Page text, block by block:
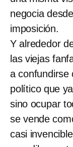
negocia
imposición.
Y alrededor
las viejas
a confundirse
político que
sino ocupar
se vende
casi